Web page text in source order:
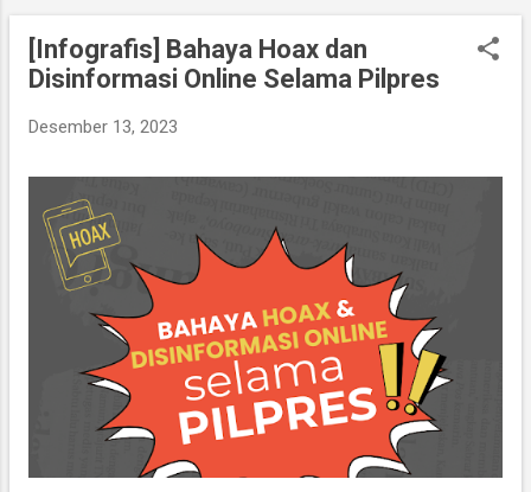
[Infografis] Bahaya Hoax dan
Disinformasi Online Selama Pilpres
Desember 13, 2023